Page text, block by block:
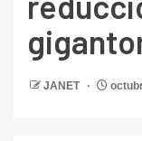
JANET